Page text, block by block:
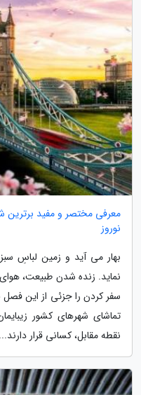
معرفی مختصر و مفید برترین
نوروز
بهار می آید و زمین لباسِ
نماید. زنده شدن طبیعت،
سفر کردن را جزئی از این
تماشای شهرهای کشور
نقطه مقابل، کسانی قرار دارند...